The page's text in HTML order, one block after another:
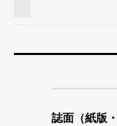
誌面（紙版